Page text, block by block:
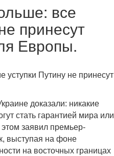
все
принесут
Европы.
уступки Путину не принесут
доказали: никакие
стать гарантией мира или
заявил премьер-
выступая на фоне
на восточных границах